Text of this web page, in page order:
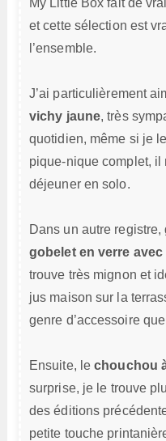
et cette sélection est
l’ensemble.
J’ai particulièrement
vichy jaune, très
quotidien, même si je
pique-nique complet, il
déjeuner en solo.
Dans un autre
gobelet en verre
trouve très mignon et
jus maison sur la
genre d’accessoire
Ensuite, lechouchou
surprise, je le trouve
des éditions
petite touche